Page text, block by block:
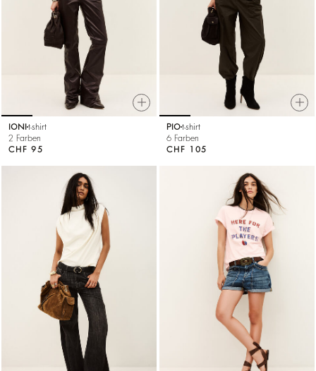
IONI t-shirt
2 Farben
CHF 95
PIOt-shirt
6 Farben
CHF 105